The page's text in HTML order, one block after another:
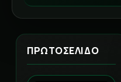
ΠΡΩΤΟΣΕΛΙΔΟ